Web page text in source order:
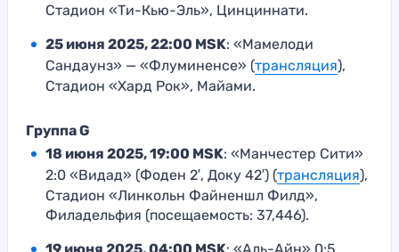
Стадион «Ти-Кью-Эль», Цинциннати.
25 июня 2025, 22:00 MSK: «Мамелоди
Сандаунз» — «Флуминенсе» (трансляция),
Стадион «Хард Рок», Майами.
Группа G
18 июня 2025, 19:00 MSK: «Манчестер Сити»
2:0 «Видад» (Фоден 2′, Доку 42′) (трансляция),
Стадион «Линкольн Файненшл Филд»,
Филадельфия (посещаемость: 37,446).